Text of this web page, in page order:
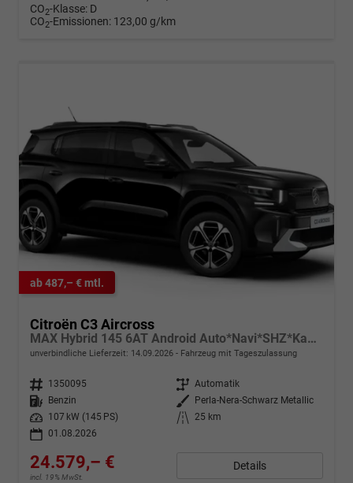
CO2-Klasse: D
CO2-Emissionen: 123,00 g/km
ab 487,– € mtl.
Citroën C3 Aircross
MAX Hybrid 145 6AT Android Auto*Navi*SHZ*Kamera*Totwinkel*Keyless*17"*Klimaauto
unverbindliche Lieferzeit: 14.09.2026 Fahrzeug mit Tageszulassung
Fahrzeugnr. 1350095 Getriebe Automatik
Kraftstoff
Benzin Außenfarbe
Perla-Nera-Schwarz Metallic
Leistung
107 kW (145 PS) Kilometerstand
25 km
01.08.2026
24.579,– €
incl. 19% MwSt.
Details